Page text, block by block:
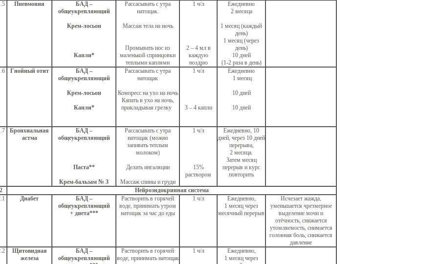
Пневмония
БАД –
общеукрепляющий
Крем-лосьон
Капли*
Рассасывать с утра
натощак.
Массаж тела на ночь
Промывать нос из
маленькой спринцовки
теплыми каплями
1 ч/л
2 – 4 мл в
каждую
ноздрю
Ежедневно
2 месяца
1 месяц (каждый
день)
1 месяц (через
день)
10 дней
(1-2 раза в день)
Гнойный отит
БАД –
общеукрепляющий
Крем-лосьон
Капли*
Рассасывать с утра
натощак
Компресс на ухо на ночь
Капать в ухо на ночь,
прикладывая грелку
1 ч/л
3 – 4 капли
Ежедневно
1 месяц
10 дней
10 дней
Бронхиальная
астма
БАД –
общеукрепляющий
Паста**
Крем-бальзам № 3
Рассасывать с утра
натощак (можно
запивать теплым
молоком)
Делать ингаляции
Массаж спины и груди
1 ч/л
15%
раствором
Ежедневно, 10
дней, через 10 дней
перерыва,
2 месяца.
Затем месяц
перерыв и курс
повторить
2
Нейроэндокринная система
Диабет
БАД –
общеукрепляющий
+ диета***
Растворить в горячей
воде, принимать утром
натощак за час до еды
1 ч/л
Ежедневно,
1 месяц через
месячный перерыв
Исчезает жажда,
уменьшается чрезмерное
выделение мочи и
отёчность, снижается
утомляемость, снимается
головная боль, снижается
давление
Щитовидная
железа
БАД –
общеукрепляющий
Растворить в горячей
воде, принимать натощак
1 ч/л
Ежедневно,
1 месяц через